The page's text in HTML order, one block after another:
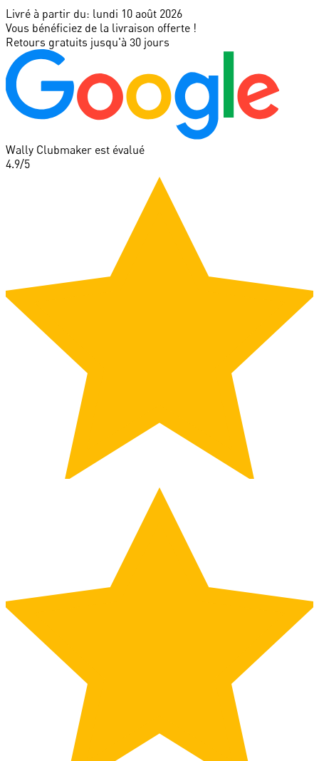
Livré à partir du: lundi 10 août 2026
Vous bénéficiez de la livraison offerte !
Retours gratuits jusqu'à 30 jours
Wally Clubmaker est évalué
4.9/5